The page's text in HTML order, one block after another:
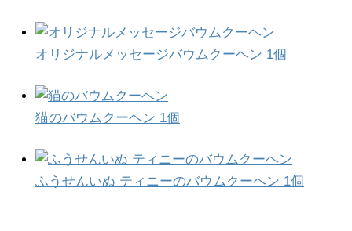
オリジナルメッセージバウムクーヘン 1個
猫のバウムクーヘン 1個
ふうせんいぬ ティニーのバウムクーヘン 1個